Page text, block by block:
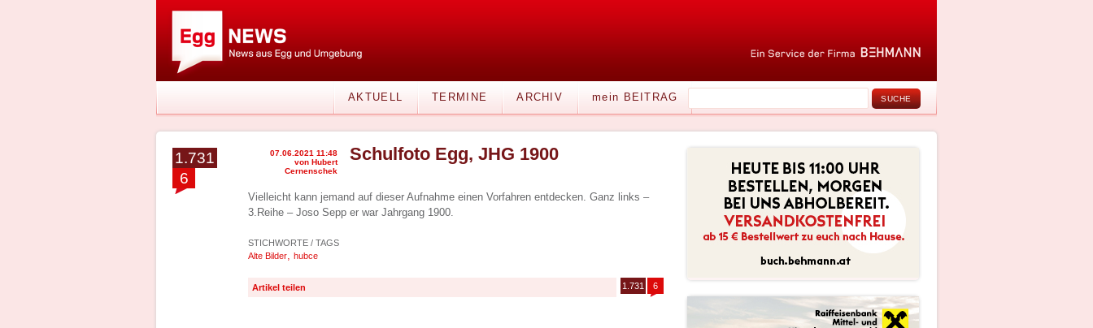
AKTUELL TERMINE ARCHIV mein BEITRAG
1.731
6
07.06.2021 11:48
von Hubert
Cernenschek
Schulfoto Egg, JHG 1900
Vielleicht kann jemand auf dieser Aufnahme einen Vorfahren entdecken. Ganz links –
3.Reihe – Joso Sepp er war Jahrgang 1900.
STICHWORTE / TAGS
Alte Bilder, hubce
Artikel teilen 1.731 6